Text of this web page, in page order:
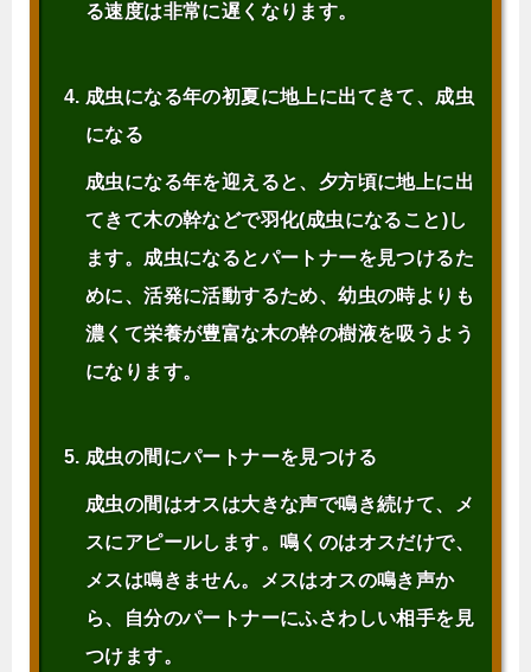
る速度は非常に遅くなります。
成虫になる年の初夏に地上に出てきて、成虫
になる
成虫になる年を迎えると、夕方頃に地上に出
てきて木の幹などで羽化(成虫になること)し
ます。成虫になるとパートナーを見つけるた
めに、活発に活動するため、幼虫の時よりも
濃くて栄養が豊富な木の幹の樹液を吸うよう
になります。
成虫の間にパートナーを見つける
成虫の間はオスは大きな声で鳴き続けて、メ
スにアピールします。鳴くのはオスだけで、
メスは鳴きません。メスはオスの鳴き声か
ら、自分のパートナーにふさわしい相手を見
つけます。